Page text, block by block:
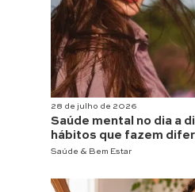
28 de julho de 2026
Saúde mental no dia a
hábitos que fazem
Saúde & Bem Estar